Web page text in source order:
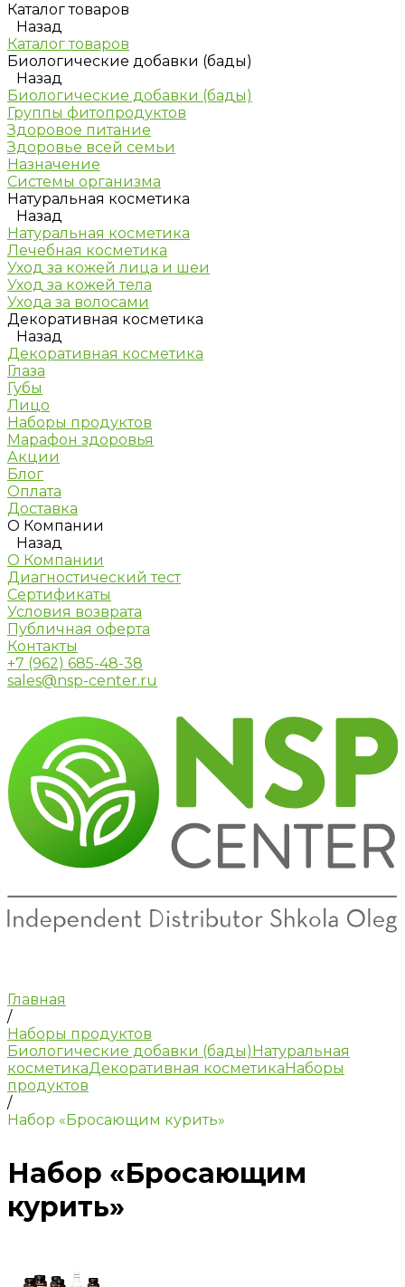
Каталог товаров
Назад
Каталог товаров
Биологические добавки (бады)
Назад
Биологические добавки (бады)
Группы фитопродуктов
Здоровое питание
Здоровье всей семьи
Назначение
Системы организма
Натуральная косметика
Назад
Натуральная косметика
Лечебная косметика
Уход за кожей лица и шеи
Уход за кожей тела
Ухода за волосами
Декоративная косметика
Назад
Декоративная косметика
Глаза
Губы
Лицо
Наборы продуктов
Марафон здоровья
Акции
Блог
Оплата
Доставка
О Компании
Назад
О Компании
Диагностический тест
Сертификаты
Условия возврата
Публичная оферта
Контакты
+7 (962) 685-48-38
sales@nsp-center.ru
Главная
/
Наборы продуктов
Биологические добавки (бады) Натуральная
косметикаДекоративная косметика Наборы
продуктов
/
Набор «Бросающим курить»
Набор «Бросающим
курить»